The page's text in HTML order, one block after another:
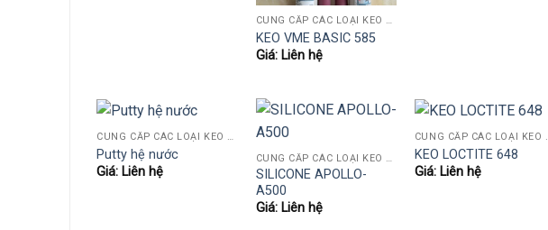
CUNG CẤP CÁC LOẠI KEO NGÀNH GỖ (KEO SỮA, AB, 502, POLY, PUTTY HỆ NƯỚC..)
KEO VME BASIC 585
Giá: Liên hệ
CUNG CẤP CÁC LOẠI KEO NGÀNH GỖ (KEO SỮA, AB, 502, POLY, PUTTY HỆ NƯỚC..)
Putty hệ nước
Giá: Liên hệ
CUNG CẤP CÁC LOẠI KEO NGÀNH GỖ (KEO SỮA, AB, 502, POLY, PUTTY HỆ NƯỚC..)
SILICONE APOLLO-
A500
Giá: Liên hệ
CUNG CẤP CÁC LOẠI
KEO LOCTITE 648
Giá: Liên hệ